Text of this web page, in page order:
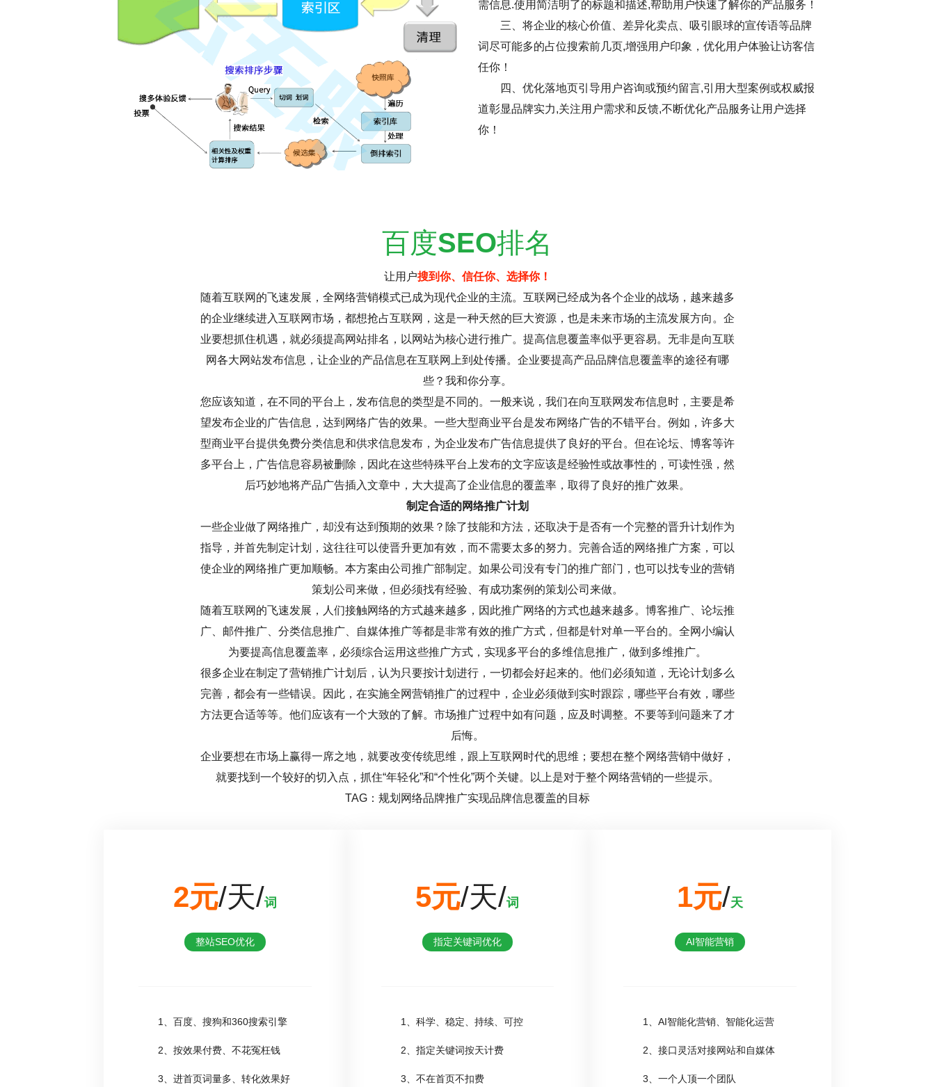
需信息.使用简洁明了的标题和描述,帮助用户快速了解你的产品服务！
三、将企业的核心价值、差异化卖点、吸引眼球的宣传语等品牌
词尽可能多的占位搜索前几页,增强用户印象，优化用户体验让访客信
任你！
四、优化落地页引导用户咨询或预约留言,引用大型案例或权威报
道彰显品牌实力,关注用户需求和反馈,不断优化产品服务让用户选择
你！
百度SEO排名
让用户搜到你、信任你、选择你！
随着互联网的飞速发展，全网络营销模式已成为现代企业的主流。互联网已经成为各个企业的战场，越来越多
的企业继续进入互联网市场，都想抢占互联网，这是一种天然的巨大资源，也是未来市场的主流发展方向。企
业要想抓住机遇，就必须提高网站排名，以网站为核心进行推广。提高信息覆盖率似乎更容易。无非是向互联
网各大网站发布信息，让企业的产品信息在互联网上到处传播。企业要提高产品品牌信息覆盖率的途径有哪
些？我和你分享。
您应该知道，在不同的平台上，发布信息的类型是不同的。一般来说，我们在向互联网发布信息时，主要是希
望发布企业的广告信息，达到网络广告的效果。一些大型商业平台是发布网络广告的不错平台。例如，许多大
型商业平台提供免费分类信息和供求信息发布，为企业发布广告信息提供了良好的平台。但在论坛、博客等许
多平台上，广告信息容易被删除，因此在这些特殊平台上发布的文字应该是经验性或故事性的，可读性强，然
后巧妙地将产品广告插入文章中，大大提高了企业信息的覆盖率，取得了良好的推广效果。
制定合适的网络推广计划
一些企业做了网络推广，却没有达到预期的效果？除了技能和方法，还取决于是否有一个完整的晋升计划作为
指导，并首先制定计划，这往往可以使晋升更加有效，而不需要太多的努力。完善合适的网络推广方案，可以
使企业的网络推广更加顺畅。本方案由公司推广部制定。如果公司没有专门的推广部门，也可以找专业的营销
策划公司来做，但必须找有经验、有成功案例的策划公司来做。
随着互联网的飞速发展，人们接触网络的方式越来越多，因此推广网络的方式也越来越多。博客推广、论坛推
广、邮件推广、分类信息推广、自媒体推广等都是非常有效的推广方式，但都是针对单一平台的。全网小编认
为要提高信息覆盖率，必须综合运用这些推广方式，实现多平台的多维信息推广，做到多维推广。
很多企业在制定了营销推广计划后，认为只要按计划进行，一切都会好起来的。他们必须知道，无论计划多么
完善，都会有一些错误。因此，在实施全网营销推广的过程中，企业必须做到实时跟踪，哪些平台有效，哪些
方法更合适等等。他们应该有一个大致的了解。市场推广过程中如有问题，应及时调整。不要等到问题来了才
后悔。
企业要想在市场上赢得一席之地，就要改变传统思维，跟上互联网时代的思维；要想在整个网络营销中做好，
就要找到一个较好的切入点，抓住“年轻化”和“个性化”两个关键。以上是对于整个网络营销的一些提示。
TAG：规划网络品牌推广实现品牌信息覆盖的目标
2元/天/词
整站SEO优化
1、百度、搜狗和360搜索引擎
2、按效果付费、不花冤枉钱
3、进首页词量多、转化效果好
5元/天/词
指定关键词优化
1、科学、稳定、持续、可控
2、指定关键词按天计费
3、不在首页不扣费
1元/天
AI智能营销
1、AI智能化营销、智能化运营
2、接口灵活对接网站和自媒体
3、一个人顶一个团队